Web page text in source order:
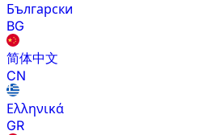
Български
BG
简体中文
CN
Ελληνικά
GR